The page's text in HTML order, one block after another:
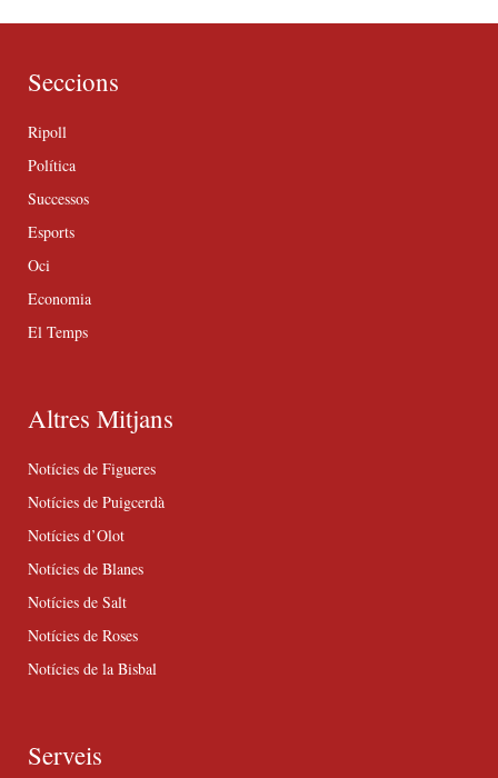
Seccions
Ripoll
Política
Successos
Esports
Oci
Economia
El Temps
Altres Mitjans
Notícies de Figueres
Notícies de Puigcerdà
Notícies d’Olot
Notícies de Blanes
Notícies de Salt
Notícies de Roses
Notícies de la Bisbal
Serveis